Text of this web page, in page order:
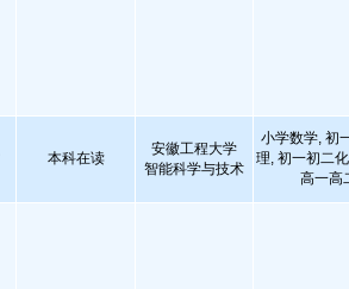
本科在读
安徽工程大学
智能科学与技术
小学数学, 初
理, 初一初二
高一高